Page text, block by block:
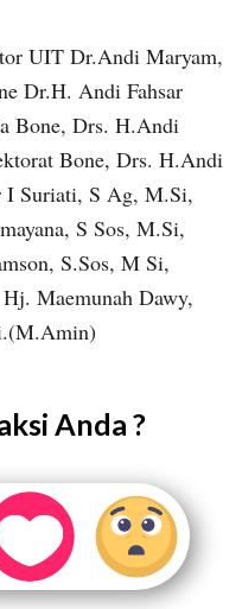
UIT Dr.Andi Maryam,
Dr.H. Andi Fahsar
Bone, Drs. H.Andi
Bone, Drs. H.Andi
Suriati, S Ag, M.Si,
S Sos, M.Si,
S.Sos, M Si,
Maemunah Dawy,
Anda ?